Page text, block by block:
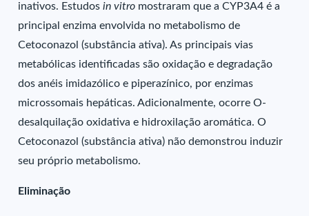
inativos. Estudosin vitro mostraram que a CYP3A4 é a
principal enzima envolvida no metabolismo de
Cetoconazol (substância ativa). As principais vias
metabólicas identificadas são oxidação e degradação
dos anéis imidazólico e piperazínico, por enzimas
microssomais hepáticas. Adicionalmente, ocorre O-
desalquilação oxidativa e hidroxilação aromática. O
Cetoconazol (substância ativa) não demonstrou induzir
seu próprio metabolismo.
Eliminação